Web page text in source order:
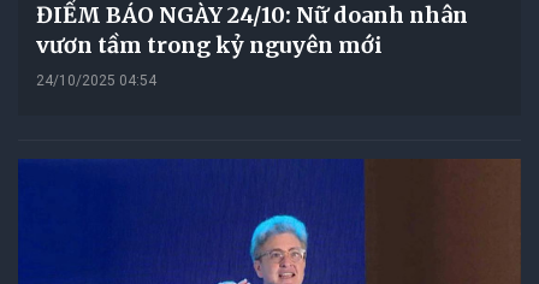
ĐIỂM BÁO NGÀY 24/10: Nữ doanh nhân
vươn tầm trong kỷ nguyên mới
24/10/2025 04:54